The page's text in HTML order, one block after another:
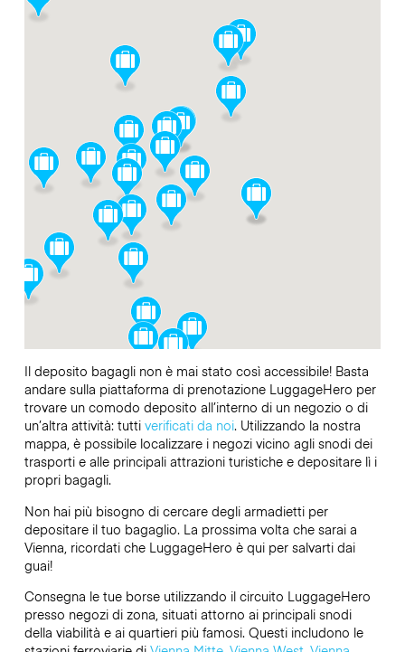
Il deposito bagagli non è mai stato così accessibile! Basta
andare sulla piattaforma di prenotazione LuggageHero per
trovare un comodo deposito all’interno di un negozio o di
un’altra attività: tutti verificati da noi. Utilizzando la nostra
mappa, è possibile localizzare i negozi vicino agli snodi dei
trasporti e alle principali attrazioni turistiche e depositare lì i
propri bagagli.
Non hai più bisogno di cercare degli armadietti per
depositare il tuo bagaglio. La prossima volta che sarai a
Vienna, ricordati che LuggageHero è qui per salvarti dai
guai!
Consegna le tue borse utilizzando il circuito LuggageHero
presso negozi di zona, situati attorno ai principali snodi
della viabilità e ai quartieri più famosi. Questi includono le